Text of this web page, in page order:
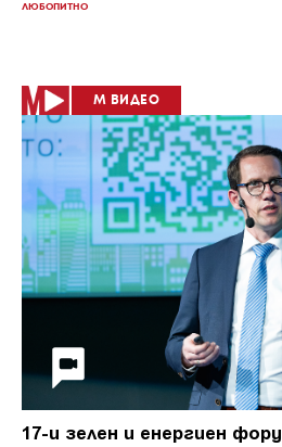
ЛЮБОПИТНО
M ВИДЕО
17-и зелен и енергиен